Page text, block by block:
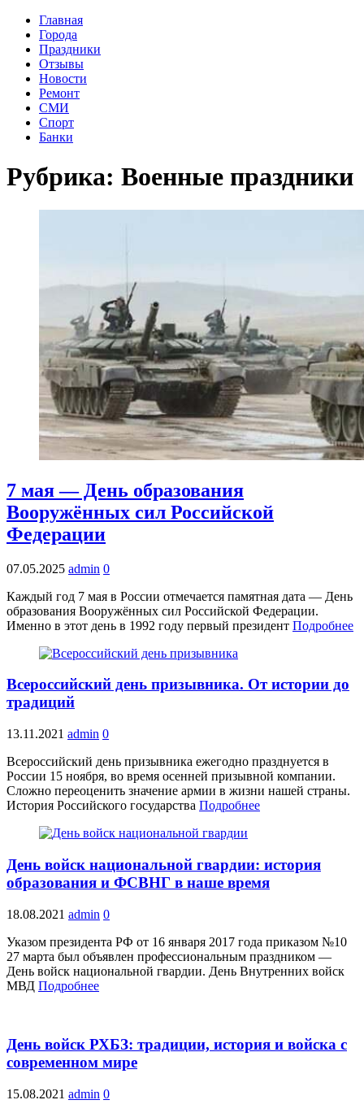
Главная
Города
Праздники
Отзывы
Новости
Ремонт
СМИ
Спорт
Банки
Рубрика: Военные праздники
7 мая — День образования
Вооружённых сил Российской
Федерации
07.05.2025 admin 0
Каждый год 7 мая в России отмечается памятная дата — День
образования Вооружённых сил Российской Федерации.
Именно в этот день в 1992 году первый президент Подробнее
Всероссийский день призывника. От истории до
традиций
13.11.2021 admin 0
Всероссийский день призывника ежегодно празднуется в
России 15 ноября, во время осенней призывной компании.
Сложно переоценить значение армии в жизни нашей страны.
История Российского государства Подробнее
День войск национальной гвардии: история
образования и ФСВНГ в наше время
18.08.2021 admin 0
Указом президента РФ от 16 января 2017 года приказом №10
27 марта был объявлен профессиональным праздником —
День войск национальной гвардии. День Внутренних войск
МВД Подробнее
День войск РХБЗ: традиции, история и войска с
современном мире
15.08.2021 admin 0